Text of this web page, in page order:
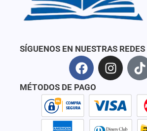
SÍGUENOS EN NUESTRAS REDES
F
a
c
e
o
I
n
t
a
g
T
i
t
o
k
MÉTODOS DE PAGO